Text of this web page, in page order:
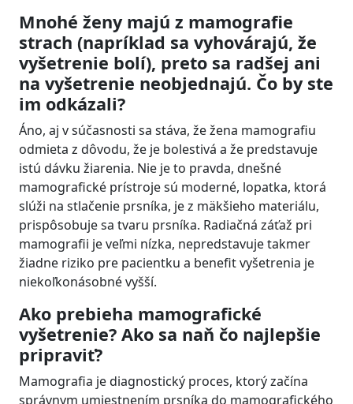
Mnohé ženy majú z mamografie
strach (napríklad sa vyhovárajú, že
vyšetrenie bolí), preto sa radšej ani
na vyšetrenie neobjednajú. Čo by ste
im odkázali?
Áno, aj v súčasnosti sa stáva, že žena mamografiu
odmieta z dôvodu, že je bolestivá a že predstavuje
istú dávku žiarenia. Nie je to pravda, dnešné
mamografické prístroje sú moderné, lopatka, ktorá
slúži na stlačenie prsníka, je z mäkšieho materiálu,
prispôsobuje sa tvaru prsníka. Radiačná záťaž pri
mamografii je veľmi nízka, nepredstavuje takmer
žiadne riziko pre pacientku a benefit vyšetrenia je
niekoľkonásobné vyšší.
Ako prebieha mamografické
vyšetrenie? Ako sa naň čo najlepšie
pripraviť?
Mamografia je diagnostický proces, ktorý začína
správnym umiestnením prsníka do mamografického